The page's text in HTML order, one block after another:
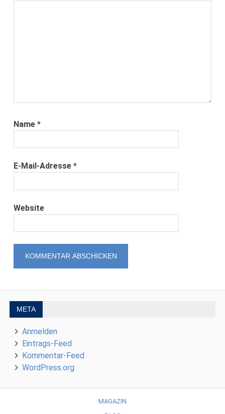
Name*
E-Mail-Adresse*
Website
META
Anmelden
Eintrags-Feed
Kommentar-Feed
WordPress.org
MAGAZIN